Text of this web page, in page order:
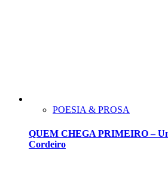
POESIA & PROSA
QUEM CHEGA PRIMEIRO –
Cordeiro